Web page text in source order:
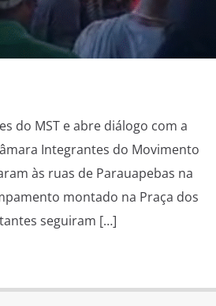
do MST e abre diálogo com a
Integrantes do Movimento
às ruas de Parauapebas na
montado na Praça dos
seguiram […]